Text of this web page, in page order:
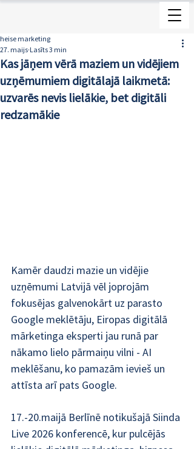
Kas jāņem vērā maziem un vidējiem
uzņēmumiem digitālajā laikmetā:
uzvarēs nevis lielākie, bet digitāli
redzamākie
heise marketing
27. maijs Lasīts 3 min
Kamēr daudzi mazie un vidējie
uzņēmumi Latvijā vēl joprojām
fokusējas galvenokārt uz parasto
Google meklētāju, Eiropas digitālā
mārketinga eksperti jau runā par
nākamo lielo pārmaiņu vilni - AI
meklēšanu, ko pamazām ievieš un
attīsta arī pats Google.
17.-20.maijā Berlīnē notikušajā Siinda
Live 2026 konferencē, kur pulcējās